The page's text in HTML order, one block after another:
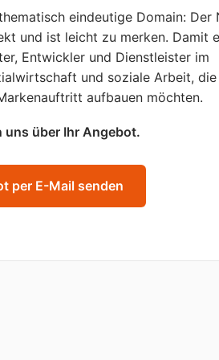
eindeutige Domain: Der
und ist leicht zu merken. Damit
Entwickler und Dienstleister im
und soziale Arbeit, die
aufbauen möchten.
uns über Ihr Angebot.
per E-Mail senden